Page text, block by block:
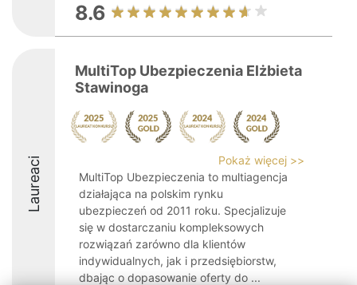
8.6
Laureaci
MultiTop Ubezpieczenia Elżbieta
Stawinoga
Pokaż więcej >>
MultiTop Ubezpieczenia to multiagencja
działająca na polskim rynku
ubezpieczeń od 2011 roku. Specjalizuje
się w dostarczaniu kompleksowych
rozwiązań zarówno dla klientów
indywidualnych, jak i przedsiębiorstw,
dbając o dopasowanie oferty do ...